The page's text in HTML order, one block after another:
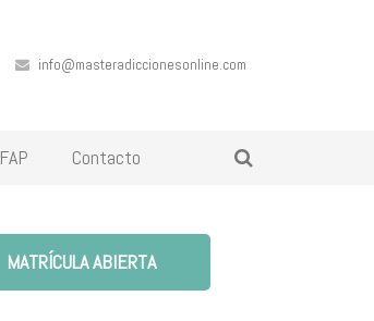
info@masteradiccionesonline.com
FAP Contacto
MATRÍCULA ABIERTA